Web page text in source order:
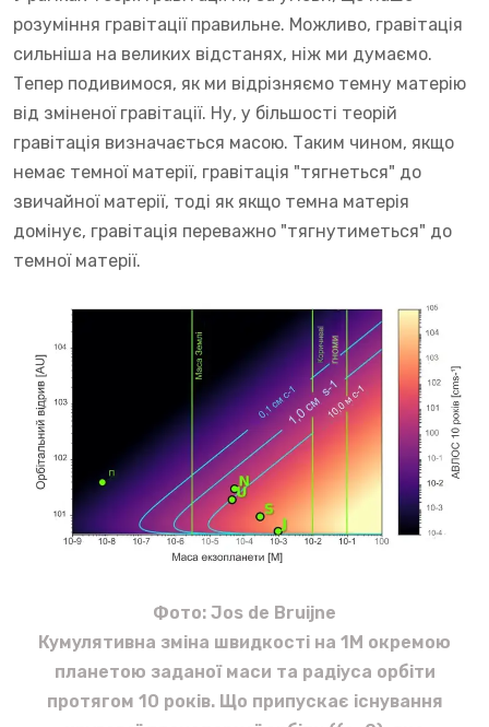
розуміння гравітації правильне. Можливо, гравітація
сильніша на великих відстанях, ніж ми думаємо.
Тепер подивимося, як ми відрізняємо темну матерію
від зміненої гравітації. Ну, у більшості теорій
гравітація визначається масою. Таким чином, якщо
немає темної матерії, гравітація "тягнеться" до
звичайної матерії, тоді як якщо темна матерія
домінує, гравітація переважно "тягнутиметься" до
темної матерії.
Фото: Jos de Bruijne
Кумулятивна зміна швидкості на 1М окремою
планетою заданої маси та радіуса орбіти
протягом 10 років. Що припускає існування